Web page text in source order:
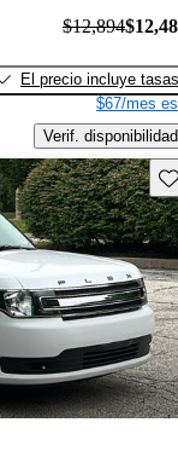
$12,894
El precio incluye tasas
$67/mes
Verif. disponibilidad